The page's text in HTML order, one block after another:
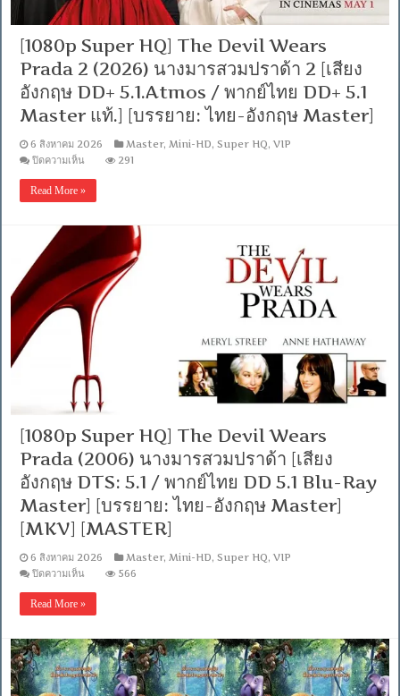
[1080p Super HQ] The Devil Wears
Prada 2 (2026) นางมารสวมปราด้า 2 [เสียง
อังกฤษ DD+ 5.1.Atmos / พากย์ไทย DD+ 5.1
Master แท้.] [บรรยาย: ไทย-อังกฤษ Master]
6 สิงหาคม 2026 Master,Mini-HD,Super HQ,VIP
ปิดความเห็นบน
HQ]
Devil
Wears
Prada
2
(2026)
นาง
มาร
สวม
ปราด้
า
2
[เสียง
อังกฤษ
DD+
/
พากย์
ไทย
DD+
Master
แท้.]
[บรรยาย:
ไทย-
อังกฤษ
291
Read More »
[1080p Super HQ] The Devil Wears
Prada (2006) นางมารสวมปราด้า [เสียง
อังกฤษ DTS: 5.1 / พากย์ไทย DD 5.1 Blu-Ray
Master] [บรรยาย: ไทย-อังกฤษ Master]
[MKV] [MASTER]
6 สิงหาคม 2026 Master, Mini-HD,Super HQ,VIP
ปิดความเห็น
HQ]
Devil
Wears
Prada
(2006)
นาง
566
Read More »